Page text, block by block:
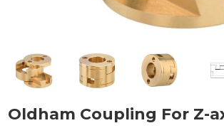
Oldham Coupling For Z-